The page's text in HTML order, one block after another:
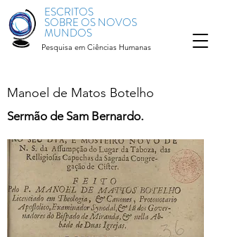
ESCRITOS
SOBRE OS NOVOS
MUNDOS
Pesquisa em Ciências Humanas
Manoel de Matos Botelho
Sermão de Sam Bernardo.